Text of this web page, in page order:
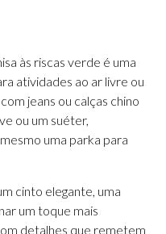
às riscas verde é uma
atividades ao ar livre ou
jeans ou calças chino
ou um suéter,
uma parka para
cinto elegante, uma
um toque mais
detalhes que remetem